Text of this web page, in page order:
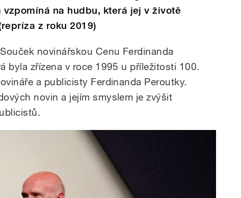
na hudbu, která jej v životě
z roku 2019)
novinářskou Cenu Ferdinanda
byla zřízena v roce 1995 u příležitosti 100.
a publicisty Ferdinanda Peroutky.
novin a jejím smyslem je zvýšit